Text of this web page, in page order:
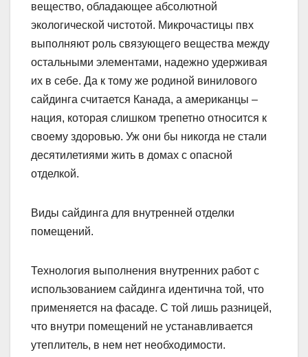
вещество, обладающее абсолютной
экологической чистотой. Микрочастицы пвх
выполняют роль связующего вещества между
остальными элементами, надежно удерживая
их в себе. Да к тому же родиной винилового
сайдинга считается Канада, а американцы –
нация, которая слишком трепетно относится к
своему здоровью. Уж они бы никогда не стали
десятилетиями жить в домах с опасной
отделкой.
Виды сайдинга для внутренней отделки
помещений.
Технология выполнения внутренних работ с
использованием сайдинга идентична той, что
применяется на фасаде. С той лишь разницей,
что внутри помещений не устанавливается
утеплитель, в нем нет необходимости.